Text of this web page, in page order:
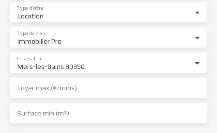
Location
Type d'offre
Immobilier Pro
Type de bien
Mers-les-Bains 80350
Localisation
Loyer max (€/mois)
Surface min (m²)